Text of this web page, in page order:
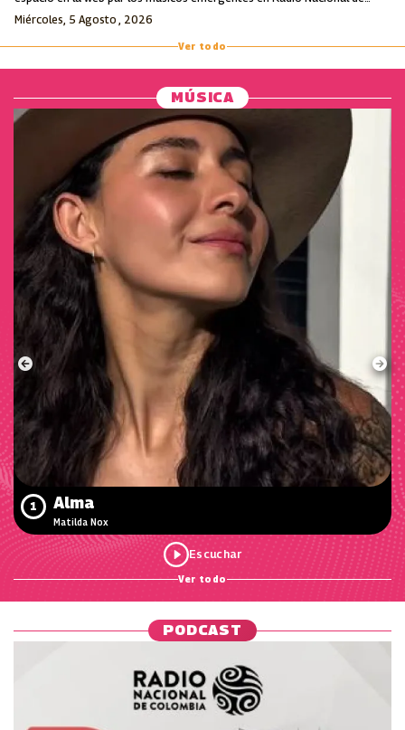
Colombia.
Miércoles, 5 Agosto , 2026
Ver todo
MÚSICA
1
Matilda Nox
Alma
Ver todo
PODCAST